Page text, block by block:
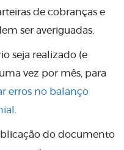
de cobranças e
ser averiguadas.
seja realizado (e
vez por mês, para
erros no balanço
.
do documento